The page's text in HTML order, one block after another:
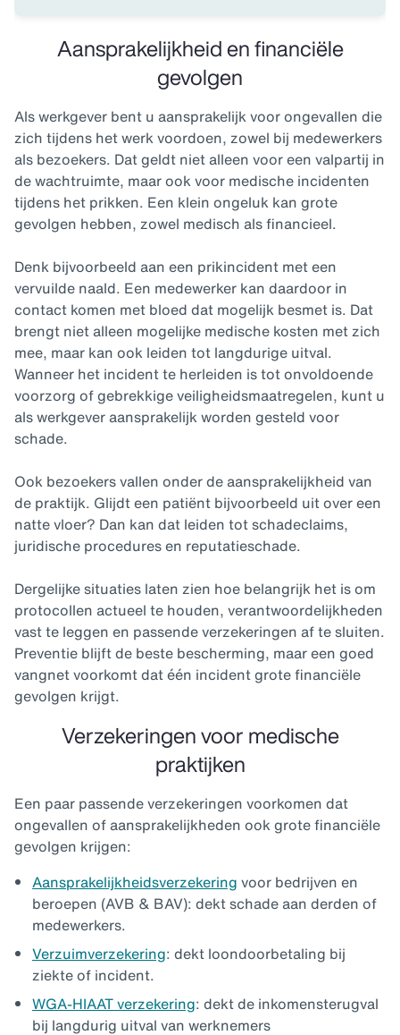
Aansprakelijkheid en financiële
gevolgen
Als werkgever bent u aansprakelijk voor ongevallen die
zich tijdens het werk voordoen, zowel bij medewerkers
als bezoekers. Dat geldt niet alleen voor een valpartij in
de wachtruimte, maar ook voor medische incidenten
tijdens het prikken. Een klein ongeluk kan grote
gevolgen hebben, zowel medisch als financieel.
Denk bijvoorbeeld aan een prikincident met een
vervuilde naald. Een medewerker kan daardoor in
contact komen met bloed dat mogelijk besmet is. Dat
brengt niet alleen mogelijke medische kosten met zich
mee, maar kan ook leiden tot langdurige uitval.
Wanneer het incident te herleiden is tot onvoldoende
voorzorg of gebrekkige veiligheidsmaatregelen, kunt u
als werkgever aansprakelijk worden gesteld voor
schade.
Ook bezoekers vallen onder de aansprakelijkheid van
de praktijk. Glijdt een patiënt bijvoorbeeld uit over een
natte vloer? Dan kan dat leiden tot schadeclaims,
juridische procedures en reputatieschade.
Dergelijke situaties laten zien hoe belangrijk het is om
protocollen actueel te houden, verantwoordelijkheden
vast te leggen en passende verzekeringen af te sluiten.
Preventie blijft de beste bescherming, maar een goed
vangnet voorkomt dat één incident grote financiële
gevolgen krijgt.
Verzekeringen voor medische
praktijken
Een paar passende verzekeringen voorkomen dat
ongevallen of aansprakelijkheden ook grote financiële
gevolgen krijgen:
Aansprakelijkheidsverzekering voor bedrijven en
beroepen (AVB & BAV): dekt schade aan derden of
medewerkers.
Verzuimverzekering: dekt loondoorbetaling bij
ziekte of incident.
WGA-HIAAT verzekering: dekt de inkomensterugval
bij langdurig uitval van werknemers